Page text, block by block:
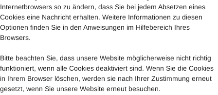
Internetbrowsers so zu ändern, dass Sie bei jedem Absetzen eines
Cookies eine Nachricht erhalten. Weitere Informationen zu diesen
Optionen finden Sie in den Anweisungen im Hilfebereich Ihres
Browsers.
Bitte beachten Sie, dass unsere Website möglicherweise nicht richtig
funktioniert, wenn alle Cookies deaktiviert sind. Wenn Sie die Cookies
in Ihrem Browser löschen, werden sie nach Ihrer Zustimmung erneut
gesetzt, wenn Sie unsere Website erneut besuchen.